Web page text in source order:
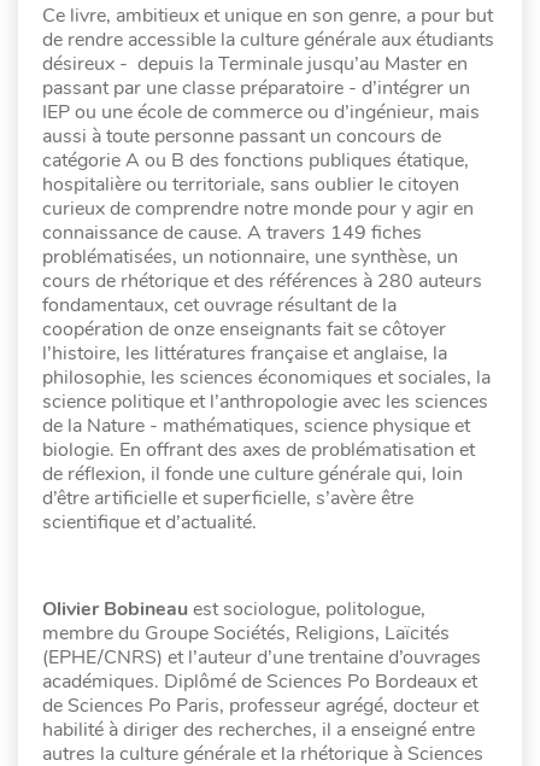
Ce livre, ambitieux et unique en son genre, a pour but
de rendre accessible la culture générale aux étudiants
désireux - depuis la Terminale jusqu’au Master en
passant par une classe préparatoire - d’intégrer un
IEP ou une école de commerce ou d’ingénieur, mais
aussi à toute personne passant un concours de
catégorie A ou B des fonctions publiques étatique,
hospitalière ou territoriale, sans oublier le citoyen
curieux de comprendre notre monde pour y agir en
connaissance de cause. A travers 149 fiches
problématisées, un notionnaire, une synthèse, un
cours de rhétorique et des références à 280 auteurs
fondamentaux, cet ouvrage résultant de la
coopération de onze enseignants fait se côtoyer
l’histoire, les littératures française et anglaise, la
philosophie, les sciences économiques et sociales, la
science politique et l’anthropologie avec les sciences
de la Nature - mathématiques, science physique et
biologie. En offrant des axes de problématisation et
de réflexion, il fonde une culture générale qui, loin
d’être artificielle et superficielle, s’avère être
scientifique et d’actualité.
Olivier Bobineauest sociologue, politologue,
membre du Groupe Sociétés, Religions, Laïcités
(EPHE/CNRS) et l’auteur d’une trentaine d’ouvrages
académiques. Diplômé de Sciences Po Bordeaux et
de Sciences Po Paris, professeur agrégé, docteur et
habilité à diriger des recherches, il a enseigné entre
autres la culture générale et la rhétorique à Sciences